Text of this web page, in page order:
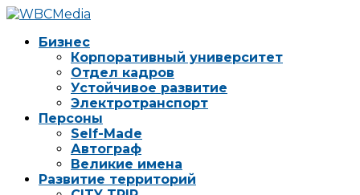
Бизнес
Корпоративный университет
Отдел кадров
Устойчивое развитие
Электротранспорт
Персоны
Self-Made
Автограф
Великие имена
Развитие территорий